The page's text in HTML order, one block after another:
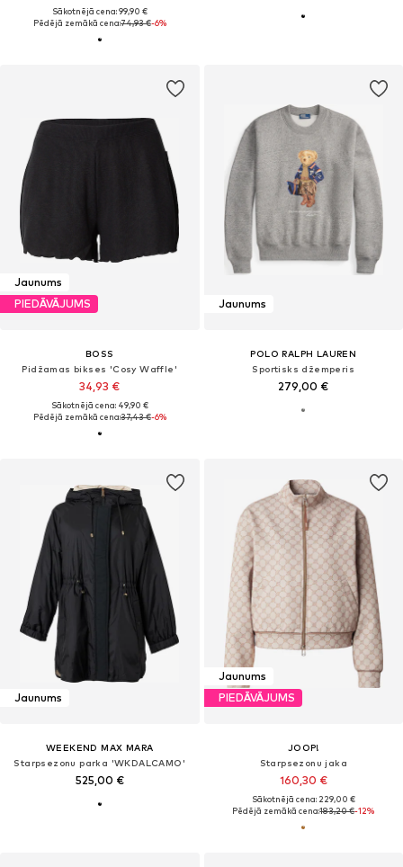
Sākotnējā cena: 99,90 €
Pēdējā zemākā cena:74,93 €-6%
Jaunums
PIEDĀVĀJUMS
BOSS
Pidžamas bikses 'Cosy Waffle'
34,93 €
Sākotnējā cena: 49,90 €
Pēdējā zemākā cena:37,43 €-6%
Jaunums
POLO RALPH LAUREN
Sportisks džemperis
279,00 €
Jaunums
WEEKEND MAX MARA
Starpsezonu parka 'WKDALCAMO'
525,00 €
Jaunums
PIEDĀVĀJUMS
JOOP!
Starpsezonu jaka
160,30 €
Sākotnējā cena: 229,00 €
Pēdējā zemākā cena:183,20 €-12%